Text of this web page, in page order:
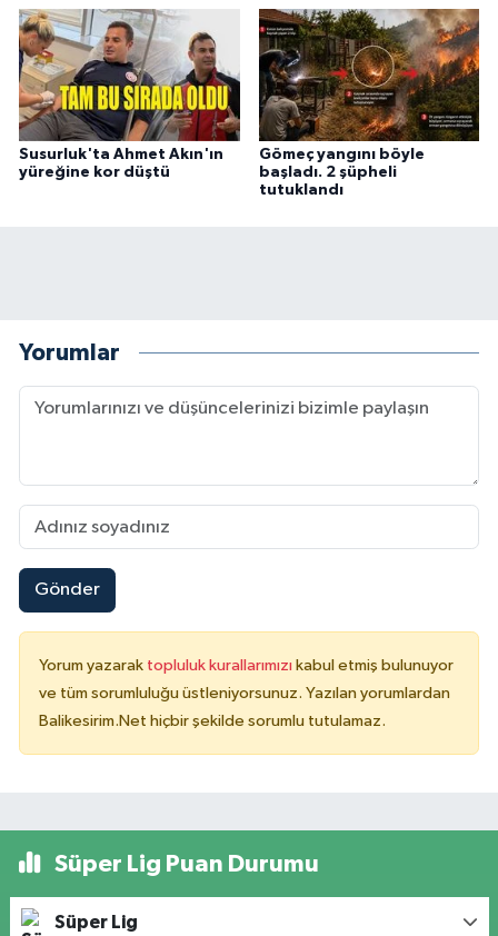
Susurluk'ta Ahmet Akın'ın
yüreğine kor düştü
Gömeç yangını böyle
başladı. 2 şüpheli
tutuklandı
Yorumlar
Gönder
Yorum yazarak topluluk kurallarımızı kabul etmiş bulunuyor
ve tüm sorumluluğu üstleniyorsunuz. Yazılan yorumlardan
Balikesirim.Net hiçbir şekilde sorumlu tutulamaz.
Süper Lig Puan Durumu
Süper Lig